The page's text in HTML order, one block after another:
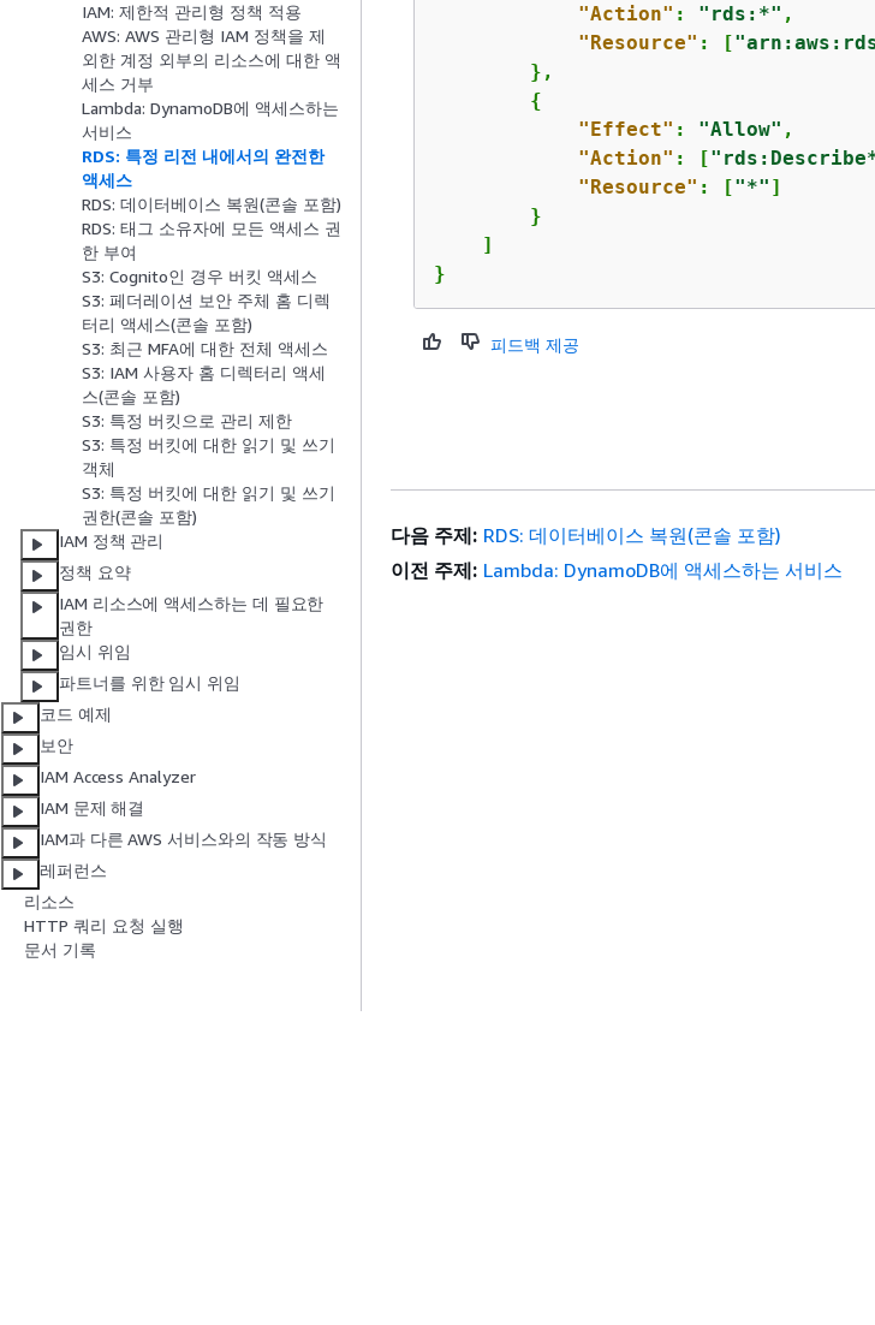
IAM: 제한적 관리형 정책 적용
AWS: AWS 관리형 IAM 정책을 제
외한 계정 외부의 리소스에 대한 액
세스 거부
Lambda: DynamoDB에 액세스하는
서비스
RDS: 특정 리전 내에서의 완전한
액세스
RDS: 데이터베이스 복원(콘솔 포함)
RDS: 태그 소유자에 모든 액세스 권
한 부여
S3: Cognito인 경우 버킷 액세스
S3: 페더레이션 보안 주체 홈 디렉
터리 액세스(콘솔 포함)
S3: 최근 MFA에 대한 전체 액세스
S3: IAM 사용자 홈 디렉터리 액세
스(콘솔 포함)
S3: 특정 버킷으로 관리 제한
S3: 특정 버킷에 대한 읽기 및 쓰기
객체
​S3: 특정 버킷에 대한 읽기 및 쓰기
권한(콘솔 포함)
IAM 정책 관리
정책 요약
IAM 리소스에 액세스하는 데 필요한
권한
임시 위임
파트너를 위한 임시 위임
코드 예제
보안
IAM Access Analyzer
IAM 문제 해결
IAM과 다른 AWS 서비스와의 작동 방식
레퍼런스
리소스
HTTP 쿼리 요청 실행
문서 기록
"Action" : "rds:*" ,
"Resource" : [
        },
{
"Effect" : "Allow" ,
"Action" : [
"Resource" : ["*" ]
        }
    ]
}
피드백 제공
다음 주제: RDS: 데이터베이스 복원(콘솔 포함)
이전 주제: Lambda: DynamoDB에 액세스하는 서비스